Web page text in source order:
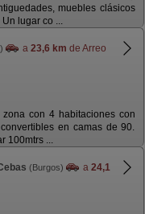
muebles clásicos
lugar co ...
a 23,6 km de Arreo
con 4 habitaciones con
en camas de 90.
100mtrs ...
(Burgos) a 24,1